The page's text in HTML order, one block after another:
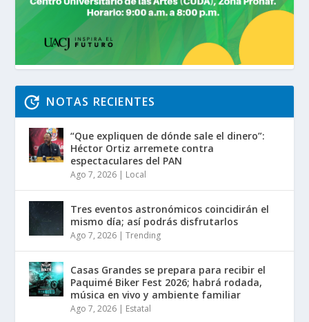
NOTAS RECIENTES
“Que expliquen de dónde sale el dinero”:
Héctor Ortiz arremete contra
espectaculares del PAN
Ago 7, 2026 | Local
Tres eventos astronómicos coincidirán el
mismo día; así podrás disfrutarlos
Ago 7, 2026 |Trending
Casas Grandes se prepara para recibir el
Paquimé Biker Fest 2026; habrá rodada,
música en vivo y ambiente familiar
Ago 7, 2026 | Estatal